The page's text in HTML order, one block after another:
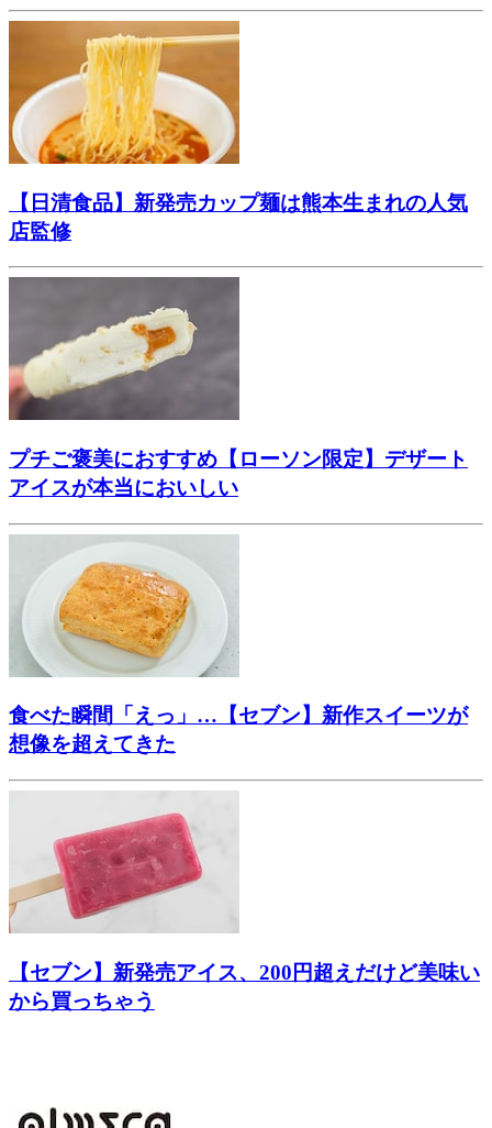
【日清食品】新発売カップ麺は熊本生まれの人気
店監修
プチご褒美におすすめ【ローソン限定】デザート
アイスが本当においしい
食べた瞬間「えっ」…【セブン】新作スイーツが
想像を超えてきた
【セブン】新発売アイス、200円超えだけど美味い
から買っちゃう